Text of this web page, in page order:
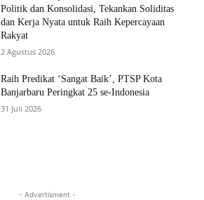
Politik dan Konsolidasi, Tekankan Soliditas
dan Kerja Nyata untuk Raih Kepercayaan
Rakyat
2 Agustus 2026
Raih Predikat ‘Sangat Baik’, PTSP Kota
Banjarbaru Peringkat 25 se-Indonesia
31 Juli 2026
- Advertisment -